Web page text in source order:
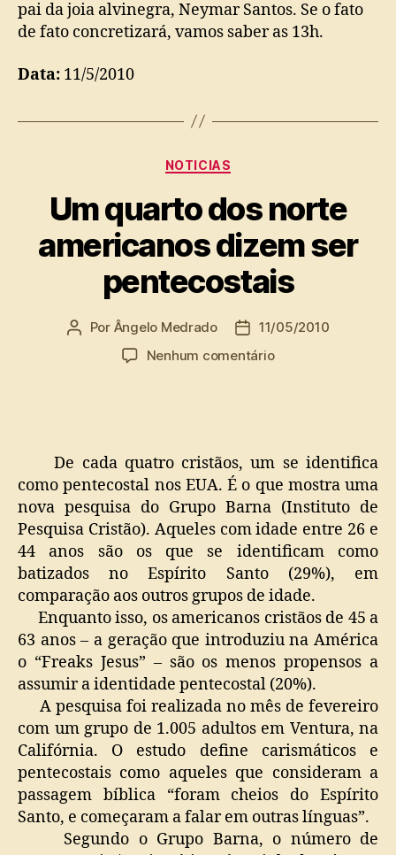
pai da joia alvinegra, Neymar Santos. Se o fato
de fato concretizará, vamos saber as 13h.
Data: 11/5/2010
Categorias
NOTICIAS
Um quarto dos norte
americanos dizem ser
pentecostais
Autor
Por Ângelo Medrado
Data
de
11/05/2010
Nenhum comentárioem
americanos
dizem
ser
pentecostais
De cada quatro cristãos, um se identifica
como pentecostal nos EUA. É o que mostra uma
nova pesquisa do Grupo Barna (Instituto de
Pesquisa Cristão). Aqueles com idade entre 26 e
44 anos são os que se identificam como
batizados no Espírito Santo (29%), em
comparação aos outros grupos de idade.
Enquanto isso, os americanos cristãos de 45 a
63 anos – a geração que introduziu na América
o “Freaks Jesus” – são os menos propensos a
assumir a identidade pentecostal (20%).
A pesquisa foi realizada no mês de fevereiro
com um grupo de 1.005 adultos em Ventura, na
Califórnia. O estudo define carismáticos e
pentecostais como aqueles que consideram a
passagem bíblica “foram cheios do Espírito
Santo, e começaram a falar em outras línguas”.
Segundo o Grupo Barna, o número de